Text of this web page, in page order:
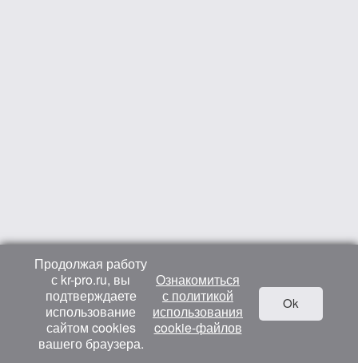
Продолжая работу
с kr-pro.ru, вы
подтверждаете
использование
сайтом cookies
вашего браузера.
Ознакомиться
с политикой
использования
cookie-файлов
Ok